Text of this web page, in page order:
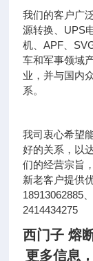
我们的客户广
源转换、UPS
机、APF、
车和军事领域
业，并与国内
系。
我司衷心希望
好的关系，以
们的经营宗旨
新老客户提供
18913062885
2414434275
西门子 熔
更多信息